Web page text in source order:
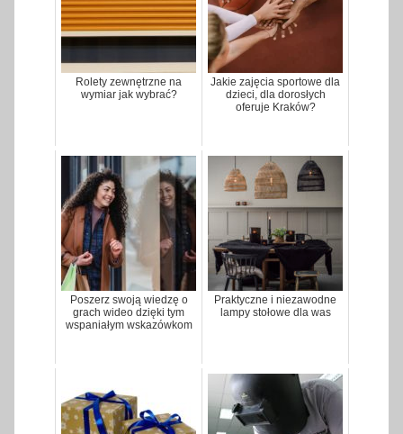
Rolety zewnętrzne na
wymiar jak wybrać?
Jakie zajęcia sportowe dla
dzieci, dla dorosłych
oferuje Kraków?
Poszerz swoją wiedzę o
grach wideo dzięki tym
wspaniałym wskazówkom
Praktyczne i niezawodne
lampy stołowe dla was